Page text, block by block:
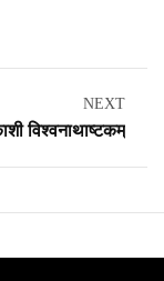
NEXT
विश्वनाथाष्टकम्